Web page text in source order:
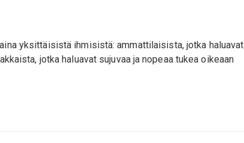
yksittäisistä ihmisistä: ammattilaisista, jotka haluavat
jotka haluavat sujuvaa ja nopeaa tukea oikeaan